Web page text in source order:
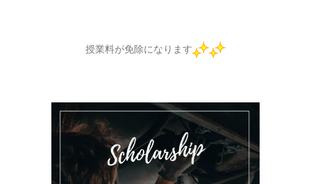
授業料が免除になります